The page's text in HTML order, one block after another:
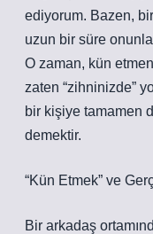
ediyorum. Bazen,
uzun bir süre
O zaman, kün
zaten “zihninizde”
bir kişiye tamamen
demektir.
“Kün Etmek” ve
Bir arkadaş